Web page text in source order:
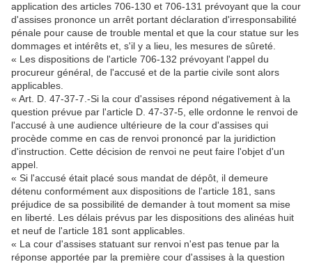
application des articles 706-130 et 706-131 prévoyant que la cour
d'assises prononce un arrêt portant déclaration d'irresponsabilité
pénale pour cause de trouble mental et que la cour statue sur les
dommages et intérêts et, s'il y a lieu, les mesures de sûreté.
« Les dispositions de l'article 706-132 prévoyant l'appel du
procureur général, de l'accusé et de la partie civile sont alors
applicables.
« Art. D. 47-37-7.-Si la cour d'assises répond négativement à la
question prévue par l'article D. 47-37-5, elle ordonne le renvoi de
l'accusé à une audience ultérieure de la cour d'assises qui
procède comme en cas de renvoi prononcé par la juridiction
d'instruction. Cette décision de renvoi ne peut faire l'objet d'un
appel.
« Si l'accusé était placé sous mandat de dépôt, il demeure
détenu conformément aux dispositions de l'article 181, sans
préjudice de sa possibilité de demander à tout moment sa mise
en liberté. Les délais prévus par les dispositions des alinéas huit
et neuf de l'article 181 sont applicables.
« La cour d'assises statuant sur renvoi n'est pas tenue par la
réponse apportée par la première cour d'assises à la question